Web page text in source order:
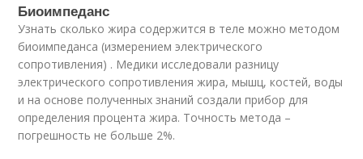
Биоимпеданс
Узнать сколько жира содержится в теле можно методом
биоимпеданса (измерением электрического
сопротивления) . Медики исследовали разницу
электрического сопротивления жира, мышц, костей, воды
и на основе полученных знаний создали прибор для
определения процента жира. Точность метода –
погрешность не больше 2%.